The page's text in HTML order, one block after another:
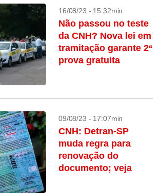
16/08/23 - 15:32min
Não passou no teste
da CNH? Nova lei em
tramitação garante 2ª
prova gratuita
09/08/23 - 17:07min
CNH: Detran-SP
muda regra para
renovação do
documento; veja